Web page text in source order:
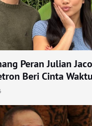
Peran Julian
Beri Cinta Waktu